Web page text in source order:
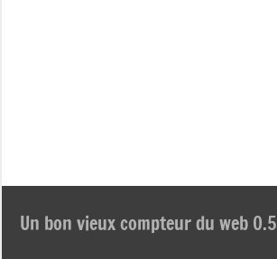
Un bon vieux compteur du web 0.5